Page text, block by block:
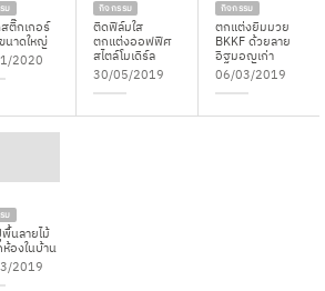
ม
ติ๊กเกอร์
นาดใหญ่
2020
กิจกรรม
ติดฟิล์มใส
ตกแต่งออฟฟิศ
สไตล์โมเดิร์ล
30/05/2019
กิจกรรม
ตกแต่งยิมมวย
BKKF ด้วยลาย
อิฐมอญเก่า
06/03/2019
ม
นลายไม้
องในบ้าน
2019